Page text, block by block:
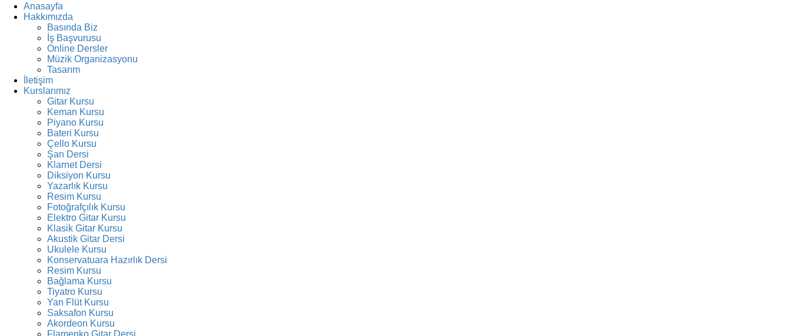
Anasayfa
Hakkımızda
Basında Biz
İş Başvurusu
Online Dersler
Müzik Organizasyonu
Tasarım
İletişim
Kurslarımız
Gitar Kursu
Keman Kursu
Piyano Kursu
Bateri Kursu
Çello Kursu
Şan Dersi
Klarnet Dersi
Diksiyon Kursu
Yazarlık Kursu
Resim Kursu
Fotoğrafçılık Kursu
Elektro Gitar Kursu
Klasik Gitar Kursu
Akustik Gitar Dersi
Ukulele Kursu
Konservatuara Hazırlık Dersi
Resim Kursu
Bağlama Kursu
Tiyatro Kursu
Yan Flüt Kursu
Saksafon Kursu
Akordeon Kursu
Flamenko Gitar Dersi